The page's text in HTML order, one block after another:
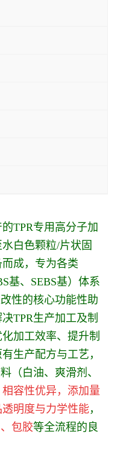
TPR专用高分子加
白色颗粒/片状固
成，专为各类
基、SEBS基）体系
性的核心功能性助
TPR生产加工及制
加工效率、提升制
生产配方与工艺，
（白油、爽滑剂、
相容性优异，添加量
明度与力学性能，
包胶等全流程的良